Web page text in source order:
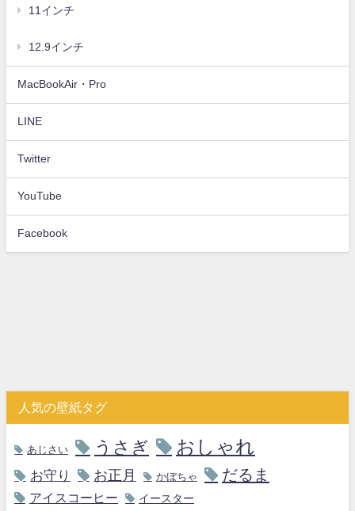
11インチ
12.9インチ
MacBookAir・Pro
LINE
Twitter
YouTube
Facebook
人気の壁紙タグ
あじさい うさぎ おしゃれ
お守り お正月 かぼちゃ だるま
アイスコーヒー イースター